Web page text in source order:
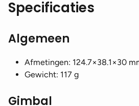
Specificaties
Algemeen
Afmetingen: 124.7×38.1×30
Gewicht: 117 g
Gimbal